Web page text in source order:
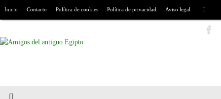
Inicio Contacto Política de cookies Política de privacidad Aviso legal